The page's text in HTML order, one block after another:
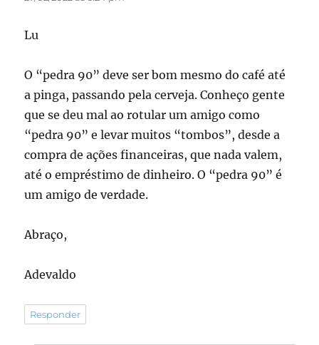
Lu
O “pedra 90” deve ser bom mesmo do café até
a pinga, passando pela cerveja. Conheço gente
que se deu mal ao rotular um amigo como
“pedra 90” e levar muitos “tombos”, desde a
compra de ações financeiras, que nada valem,
até o empréstimo de dinheiro. O “pedra 90” é
um amigo de verdade.
Abraço,
Adevaldo
Responder